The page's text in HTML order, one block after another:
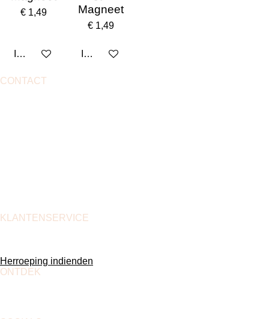
€ 1,49
In winkelwagen
Magneet
€ 1,49
In winkelwagen
CONTACT
KLANTENSERVICE
Herroeping indienden
ONTDEK